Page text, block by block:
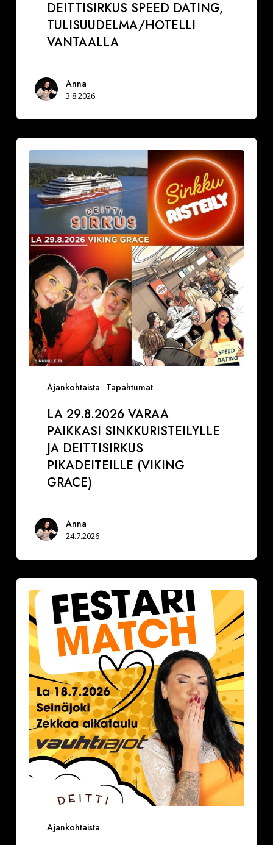
DEITTISIRKUS SPEED DATING,
TULISUUDELMA/HOTELLI
VANTAALLA
Anna
3.8.2026
Ajankohtaista Tapahtumat
La
29.8.2026
Varaa
paikkasi
Sinkkuristeilylle
Deittisirkus
pikadeiteille
(Viking
Grace)
LA 29.8.2026 VARAA
PAIKKASI SINKKURISTEILYLLE
JA DEITTISIRKUS
PIKADEITEILLE (VIKING
GRACE)
Anna
24.7.2026
Ajankohtaista
Deittisirkus
18.7.2026,
klo
16.30-
17.30
VAUHTIAJOT